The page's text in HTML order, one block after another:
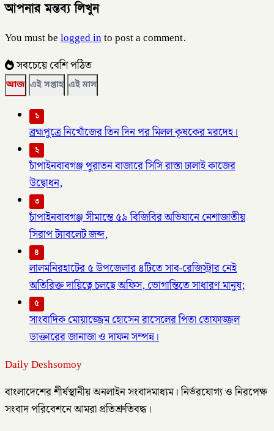
আপনার মন্তব্য লিখুন
You must belogged into post a comment.
সবচেয়ে বেশি পঠিত
আজ এই সপ্তাহ এই মাস
১
ব্রহ্মপুত্রে নিখোঁজের তিন দিন পর মিলল কৃষকের মরদেহ।
২
চাঁপাইনবাবগঞ্জ পুরাতন বাজারে সিসি রাস্তা ঢালাই কাজের
উদ্বোধন,
৩
চাঁপাইনবাবগঞ্জ সীমান্তে ৫৯ বিজিবির অভিযানে নেশাজাতীয়
সিরাপ ট্যাবলেট জব্দ,
৪
লালমনিরহাটের ৫ উপজেলার ৪টিতে সাব-রেজিস্ট্রার নেই
অতিরিক্ত দায়িত্বে চলছে অফিস, ভোগান্তিতে সাধারণ মানুষ;
৫
সাংবাদিক মোয়াজ্জেম হোসেন রাসেলের পিতা তোফাজ্জল
ডাক্তারের জানাজা ও দাফন সম্পন্ন।
Daily Deshsomoy
বাংলাদেশের শীর্ষস্থানীয় অনলাইন সংবাদমাধ্যম। নির্ভরযোগ্য ও নিরপেক্ষ
সংবাদ পরিবেশনে আমরা প্রতিশ্রুতিবদ্ধ।